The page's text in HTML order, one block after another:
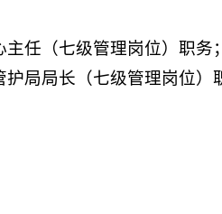
任（七级管理岗位）职务；
局局长（七级管理岗位）